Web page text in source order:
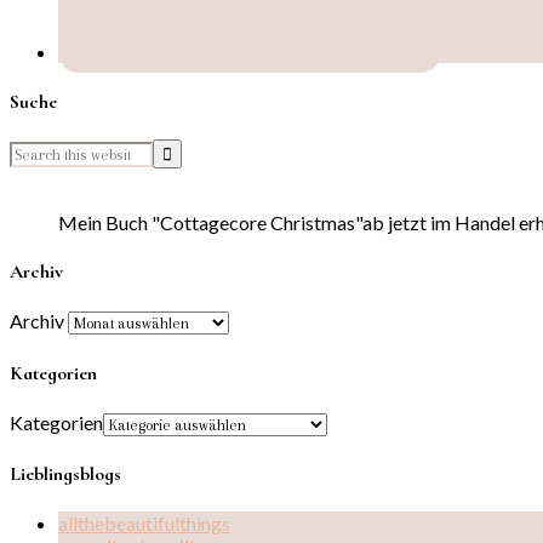
Suche
Mein Buch "Cottagecore Christmas"ab jetzt im Handel
Archiv
Archiv
Kategorien
Kategorien
Lieblingsblogs
allthebeautifulthings